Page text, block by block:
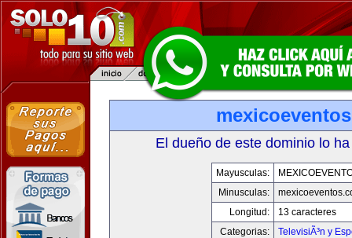
El dueño de este dominio lo
Mayusculas:
Minusculas:
Longitud:
13 caracteres
Categorias:
TelevisiÃ³n y